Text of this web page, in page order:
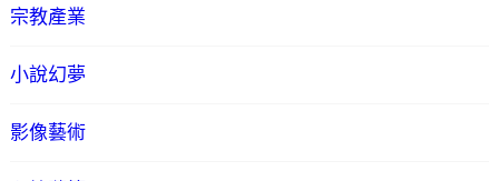
宗教產業
小說幻夢
影像藝術